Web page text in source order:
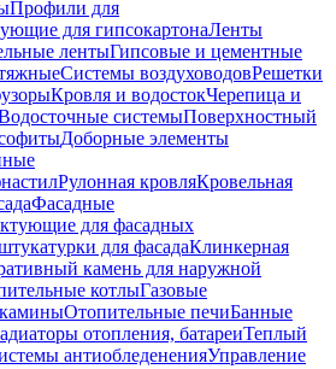
Профили для
для гипсокартонаЛенты
лентыГипсовые и цементные
Системы воздуховодовРешетки
Кровля и водостокЧерепица и
системыПоверхностный
Доборные элементы
Рулонная кровляКровельная
Фасадные
для фасадных
для фасадаКлинкерная
камень для наружной
котлыГазовые
Отопительные печиБанные
отопления, батареиТеплый
антиобледененияУправление